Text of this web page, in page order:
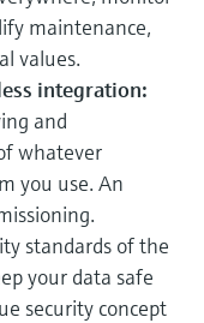
maintenance,
values.
integration:
and
whatever
you use. An
standards of the
your data safe
security concept